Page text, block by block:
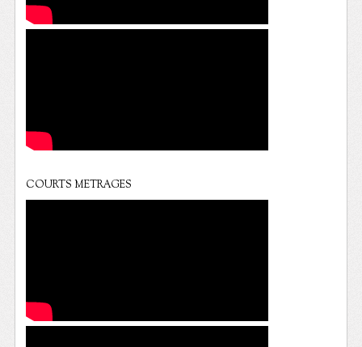
COURTS METRAGES